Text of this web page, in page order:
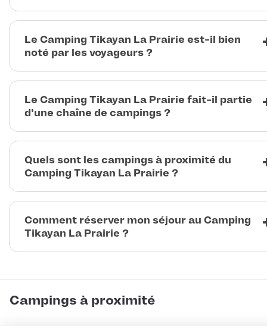
Le Camping Tikayan La Prairie est-il bien
noté par les voyageurs ?
Le Camping Tikayan La Prairie fait-il partie
d'une chaîne de campings ?
Quels sont les campings à proximité du
Camping Tikayan La Prairie ?
Comment réserver mon séjour au Camping
Tikayan La Prairie ?
Campings à proximité